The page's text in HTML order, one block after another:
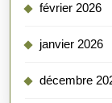
février 2026
janvier 2026
décembre